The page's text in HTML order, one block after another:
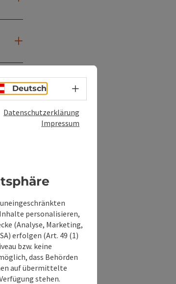
Deutsch Sprachwahl - Menü öffnen
Datenschutzerklärung
Impressum
personalisieren,
(Analyse, Marketing,
erfolgen (Art. 49 (1)
bzw. keine
dass Behörden
auf übermittelte
stehen.